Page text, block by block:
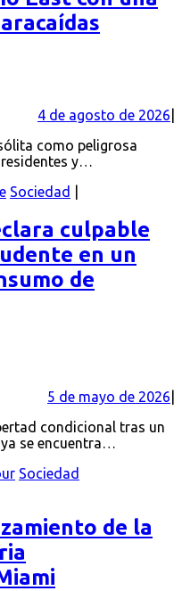
4 de agosto de 2026
como peligrosa
y…
Sociedad
culpable
en un
de
5 de mayo de 2026
condicional tras un
se encuentra…
Sociedad
de la